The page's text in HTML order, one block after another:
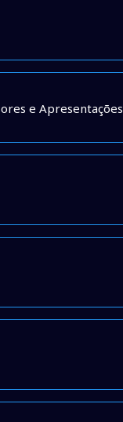
e Apresentações